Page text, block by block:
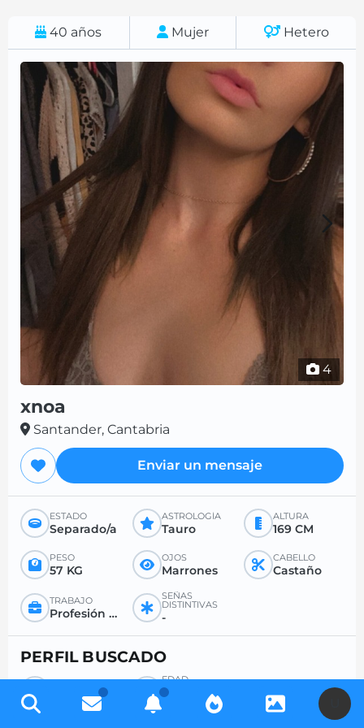
40 años Mujer Hetero
4
xnoa
Santander, Cantabria
Enviar un mensaje
ESTADO
Separado/a
ASTROLOGÍA
Tauro
ALTURA
169 CM
PESO
57 KG
OJOS
Marrones
CABELLO
Castaño
TRABAJO
Profesión liberal
SEÑAS
DISTINTIVAS
-
PERFIL BUSCADO
Hombre
EDAD
DESEADA
-